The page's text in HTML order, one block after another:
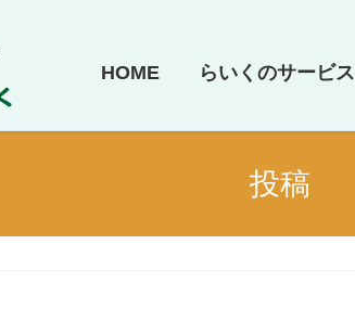
HOME らいくのサービス
投稿